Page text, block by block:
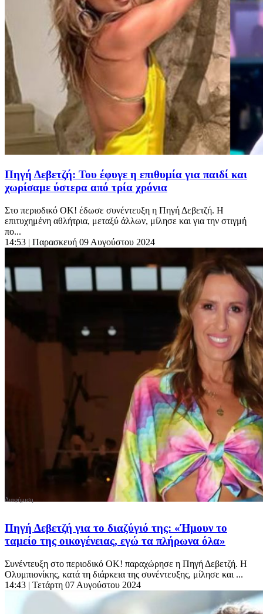
Πηγή Δεβετζή: Του έφυγε η επιθυμία για παιδί και
χωρίσαμε ύστερα από τρία χρόνια
Στο περιοδικό ΟΚ! έδωσε συνέντευξη η Πηγή Δεβετζή. Η
επιτυχημένη αθλήτρια, μεταξύ άλλων, μίλησε και για την στιγμή
πο...
14:53 | Παρασκευή 09 Αυγούστου 2024
Πηγή Δεβετζή για το διαζύγιό της: «Ήμουν το
ταμείο της οικογένειας, εγώ τα πλήρωνα όλα»
Συνέντευξη στο περιοδικό ΟΚ! παραχώρησε η Πηγή Δεβετζή. Η
Ολυμπιονίκης, κατά τη διάρκεια της συνέντευξης, μίλησε και ...
14:43 | Τετάρτη 07 Αυγούστου 2024